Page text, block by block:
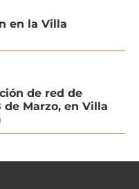
en la Villa
de red de
de Marzo, en Villa